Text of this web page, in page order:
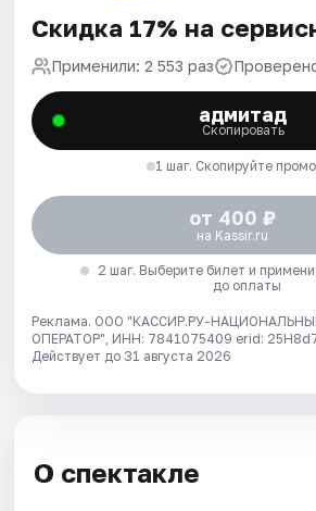
Скидка 17% на
Применили: 2 553 раз
адмитад
Скопировать
1 шаг. Скопируйте
от 400 ₽
на Kassir.ru
2 шаг. Выберите билет и
до оплаты
Реклама. ООО "КАССИР.РУ-
ОПЕРАТОР", ИНН: 7841075409 erid:
Действует до 31 августа 2026
О спектакле